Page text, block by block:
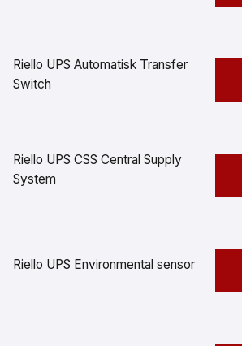
Riello UPS Automatisk Transfer
Switch
Riello UPS CSS Central Supply
System
Riello UPS Environmental sensor